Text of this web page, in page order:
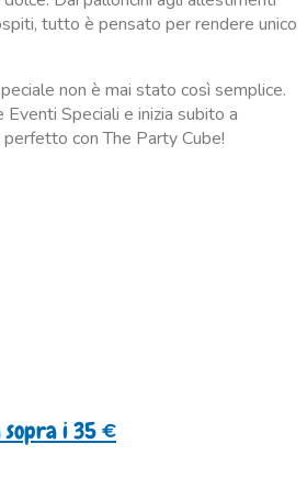
tutto è pensato per rendere unico
non è mai stato così semplice.
Speciali e inizia subito a
con The Party Cube!
sopra i 35 €